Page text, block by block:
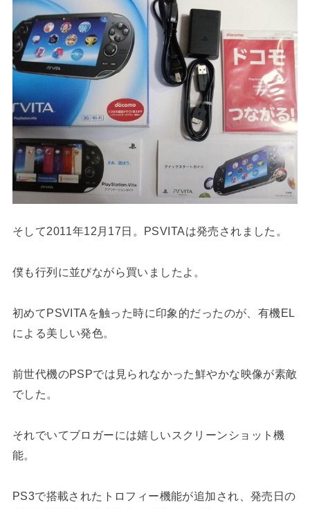
そして2011年12月17日。PSVITAは発売されました。
僕も行列に並びながら買いましたよ。
初めてPSVITAを触った時に印象的だったのが、有機EL
による美しい発色。
前世代機のPSPでは見られなかった鮮やかな映像が素敵
でした。
それでいてブロガーには嬉しいスクリーンショット機
能。
PS3で搭載されたトロフィー機能が追加され、発売日の